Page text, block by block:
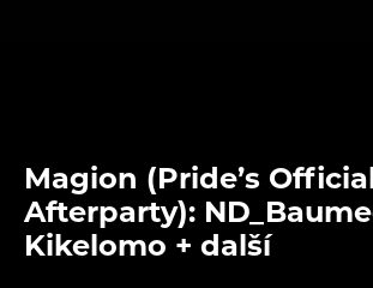
Magion (Pride’s
Afterparty):
Kikelomo + další